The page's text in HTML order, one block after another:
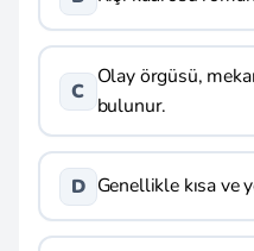
C
Olay örgüsü,
bulunur.
D Genellikle kısa ve